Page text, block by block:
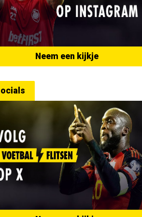
Neem een kijkje